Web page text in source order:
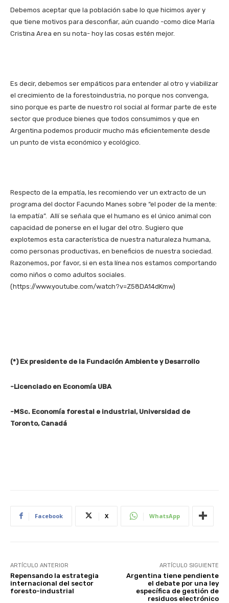
Debemos aceptar que la población sabe lo que hicimos ayer y
que tiene motivos para desconfiar, aún cuando -como dice María
Cristina Area en su nota- hoy las cosas estén mejor.
Es decir, debemos ser empáticos para entender al otro y viabilizar
el crecimiento de la forestoindustria, no porque nos convenga,
sino porque es parte de nuestro rol social al formar parte de este
sector que produce bienes que todos consumimos y que en
Argentina podemos producir mucho más eficientemente desde
un punto de vista económico y ecológico.
Respecto de la empatía, les recomiendo ver un extracto de un
programa del doctor Facundo Manes sobre “el poder de la mente:
la empatía”. Allí se señala que el humano es el único animal con
capacidad de ponerse en el lugar del otro. Sugiero que
explotemos esta característica de nuestra naturaleza humana,
como personas productivas, en beneficios de nuestra sociedad.
Razonemos, por favor, si en esta línea nos estamos comportando
como niños o como adultos sociales.
(https://www.youtube.com/watch?v=Z58DA14dKmw)
(*) Ex presidente de la Fundación Ambiente y Desarrollo
-Licenciado en Economía UBA
-MSc. Economía forestal e industrial, Universidad de
Toronto, Canadá
Facebook X WhatsApp
ARTÍCULO ANTERIOR
Repensando la estrategia
internacional del sector
foresto-industrial
ARTÍCULO SIGUIENTE
Argentina tiene pendiente
el debate por una ley
específica de gestión de
residuos electrónico